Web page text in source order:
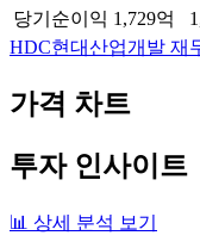
당기순이익 1,729억
HDC현대산업개발 재
가격 차트
투자 인사이트
📊 상세 분석 보기